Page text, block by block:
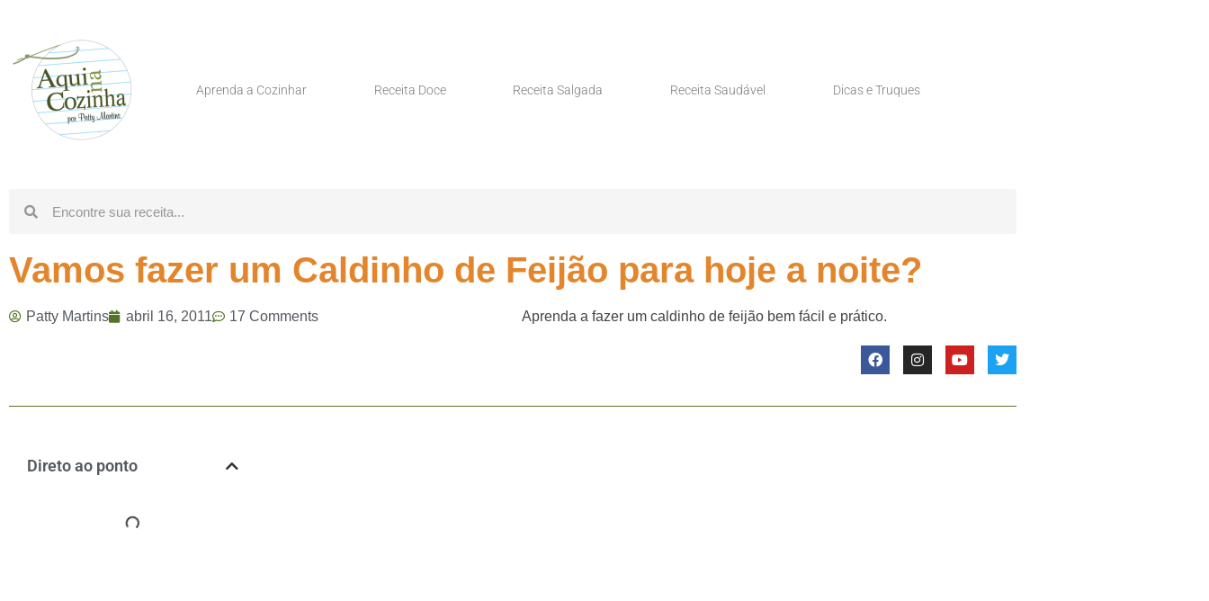
Aprenda a Cozinhar Receita Doce Receita Salgada Receita Saudável Dicas e Truques
Vamos fazer um Caldinho de Feijão para hoje a noite?
Patty Martins abril 16, 2011 17 Comments Aprenda a fazer um caldinho de feijão bem fácil e prático.
Direto ao ponto